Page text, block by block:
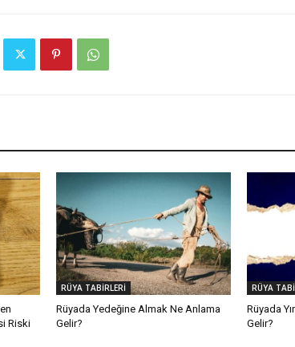
Riski
RÜYA TABİRLERİ
Rüyada Yedeğine Almak Ne Anlama
Gelir?
RÜYA
Rüyada
Gelir?